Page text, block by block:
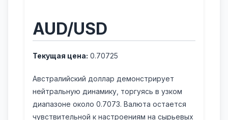
AUD/USD
Текущая цена: 0.70725
Австралийский доллар демонстрирует
нейтральную динамику, торгуясь в узком
диапазоне около 0.7073. Валюта остается
чувствительной к настроениям на сырьевых